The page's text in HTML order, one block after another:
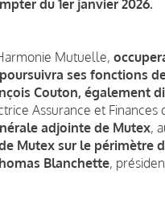
du 1er janvier 2026.
Mutuelle,
ses fonctions
Couton, également
Assurance et Finances
adjointe de Mutex,
Mutex sur le périmètre
Blanchette,